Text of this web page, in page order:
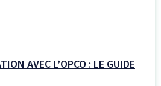
AVEC L’OPCO : LE GUIDE